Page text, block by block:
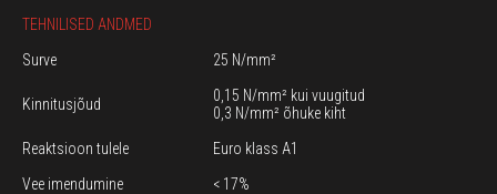
TEHNILISED ANDMED
Surve
25 N/mm²
Kinnitusjõud
0,15 N/mm² kui vuugitud
0,3 N/mm² õhuke kiht
Reaktsioon tulele
Euro klass A1
Vee imendumine
< 17%